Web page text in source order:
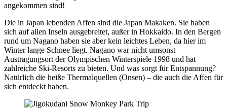
angekommen sind!
Die in Japan lebenden Affen sind die Japan Makaken. Sie haben
sich auf allen Inseln ausgebreitet, außer in Hokkaido. In den Bergen
rund um Nagano haben sie aber kein leichtes Leben, da hier im
Winter lange Schnee liegt. Nagano war nicht umsonst
Austragungsort der Olympischen Winterspiele 1998 und hat
zahlreiche Ski-Resorts zu bieten. Und was sorgt für Entspannung?
Natürlich die heiße Thermalquellen (Onsen) – die auch die Affen für
sich entdeckt haben.